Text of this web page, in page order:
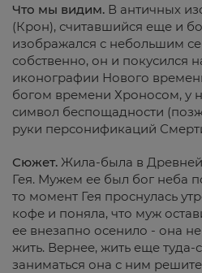
Что мы видим. В античных
(Крон), считавшийся еще и
изображался с небольшим
собственно, он и покусился
иконографии Нового
богом времени Хроносом, у
символ беспощадности
руки персонификаций
Сюжет. Жила-была в
Гея. Мужем ее был бог неба
то момент Гея проснулась
кофе и поняла, что муж
ее внезапно осенило - она
жить. Вернее, жить еще туда-
заниматься она с ним